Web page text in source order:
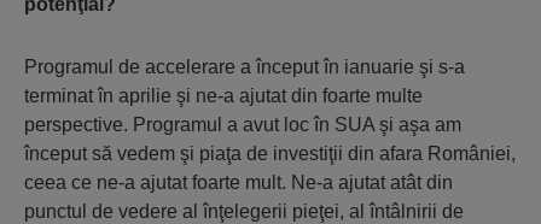
potenţial?
Programul de accelerare a început în ianuarie şi s-a
terminat în aprilie şi ne-a ajutat din foarte multe
perspective. Programul a avut loc în SUA şi aşa am
început să vedem şi piaţa de investiţii din afara României,
ceea ce ne-a ajutat foarte mult. Ne-a ajutat atât din
punctul de vedere al înţelegerii pieţei, al întâlnirii de